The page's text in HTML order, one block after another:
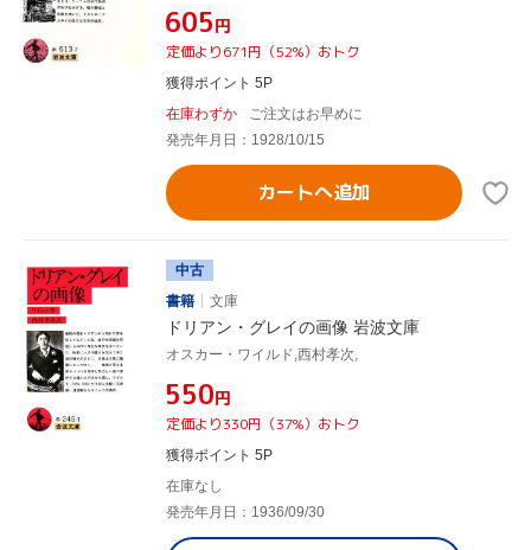
¥605円
定価より671円（52%）おトク
獲得ポイント 5P
在庫わずか
ご注文はお早めに
発売年月日：1928/10/15
カートへ追加
中古
書籍
文庫
ドリアン・グレイの画像 岩波文庫
オスカー・ワイルド,西村孝次,
¥550円
定価より330円（37%）おトク
獲得ポイント 5P
在庫なし
発売年月日：1936/09/30